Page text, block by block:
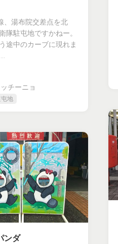
、湯布院交差点を北
隊駐屯地ですかねー。
途中のカーブに現れま
チーニョ
地
ンダ